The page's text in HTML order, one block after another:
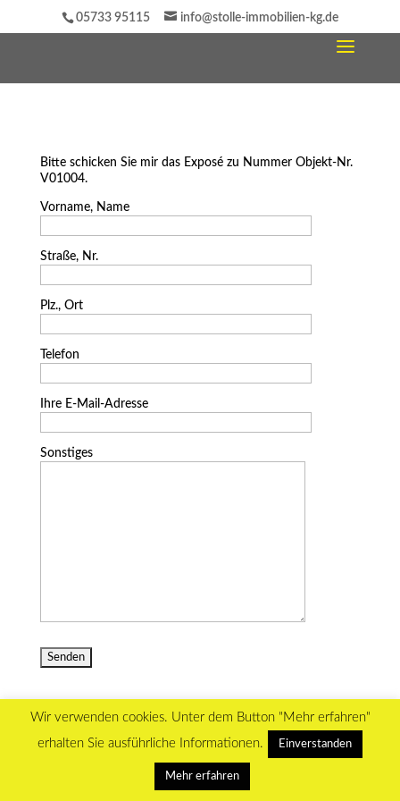
05733 95115 info@stolle-immobilien-kg.de
Bitte schicken Sie mir das Exposé zu Nummer Objekt-Nr.
V01004.
Vorname, Name
Straße, Nr.
Plz., Ort
Telefon
Ihre E-Mail-Adresse
Sonstiges
WordPress Themes designed by Designers Inn
Wir verwenden cookies. Unter dem Button "Mehr erfahren"
erhalten Sie ausführliche Informationen.
Einverstanden
Mehr erfahren